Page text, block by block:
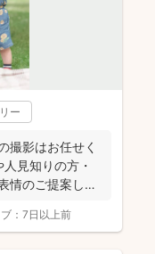
ー
撮影はお任せく
見知りの方・
情のご提案しま
： 7日以上前